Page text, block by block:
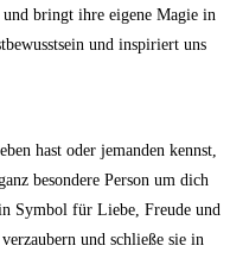
bringt ihre eigene Magie ‍in
und inspiriert ‍uns
hast oder ‍jemanden kennst,
besondere Person um dich
Symbol für Liebe, Freude und
und schließe sie in